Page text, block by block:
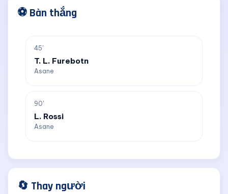
⚽ Bàn thắng
45'
T. L. Furebotn
Asane
90'
L. Rossi
Asane
🔄 Thay người